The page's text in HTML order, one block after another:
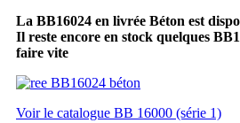
La BB16024 en livrée Béton est
Il reste encore en stock quelques
faire vite
Voir le catalogue BB 16000 (série 1)